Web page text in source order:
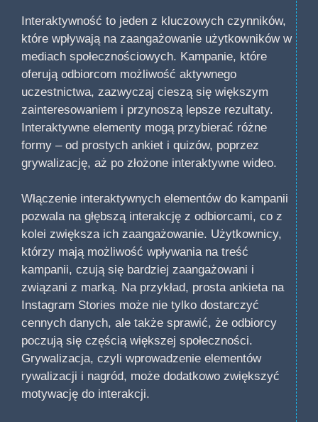
Interaktywność to jeden z kluczowych czynników,
które wpływają na zaangażowanie użytkowników w
mediach społecznościowych. Kampanie, które
oferują odbiorcom możliwość aktywnego
uczestnictwa, zazwyczaj cieszą się większym
zainteresowaniem i przynoszą lepsze rezultaty.
Interaktywne elementy mogą przybierać różne
formy – od prostych ankiet i quizów, poprzez
grywalizację, aż po złożone interaktywne wideo.
Włączenie interaktywnych elementów do kampanii
pozwala na głębszą interakcję z odbiorcami, co z
kolei zwiększa ich zaangażowanie. Użytkownicy,
którzy mają możliwość wpływania na treść
kampanii, czują się bardziej zaangażowani i
związani z marką. Na przykład, prosta ankieta na
Instagram Stories może nie tylko dostarczyć
cennych danych, ale także sprawić, że odbiorcy
poczują się częścią większej społeczności.
Grywalizacja, czyli wprowadzenie elementów
rywalizacji i nagród, może dodatkowo zwiększyć
motywację do interakcji.